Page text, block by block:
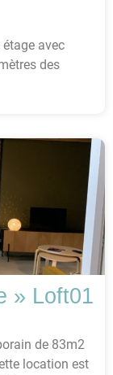
avec
des
» Loft01
de 83m2
location est